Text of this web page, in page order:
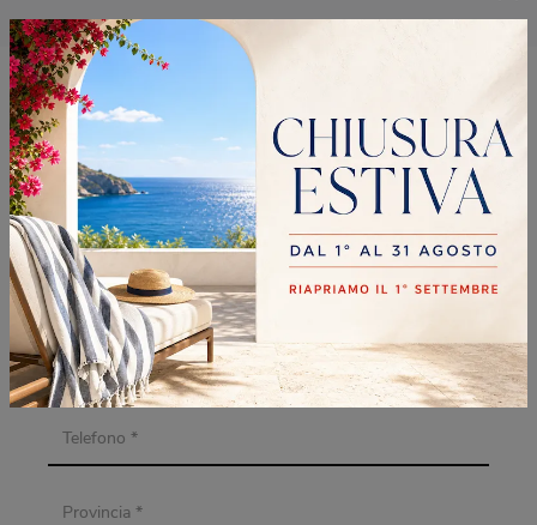
RICHIEDI MAGGIORI
INFORMAZIONI